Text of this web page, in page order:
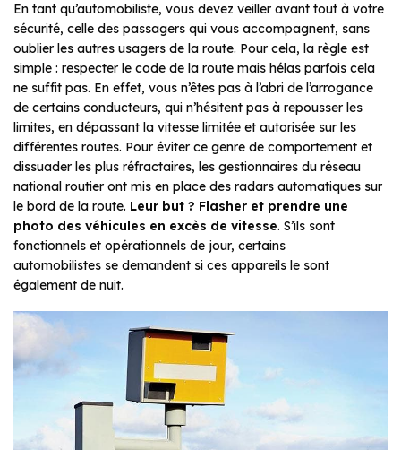
En tant qu’automobiliste, vous devez veiller avant tout à votre
sécurité, celle des passagers qui vous accompagnent, sans
oublier les autres usagers de la route. Pour cela, la règle est
simple : respecter le code de la route mais hélas parfois cela
ne suffit pas. En effet, vous n’êtes pas à l’abri de l’arrogance
de certains conducteurs, qui n’hésitent pas à repousser les
limites, en dépassant la vitesse limitée et autorisée sur les
différentes routes. Pour éviter ce genre de comportement et
dissuader les plus réfractaires, les gestionnaires du réseau
national routier ont mis en place des radars automatiques sur
le bord de la route. Leur but ? Flasher et prendre une
photo des véhicules en excès de vitesse. S’ils sont
fonctionnels et opérationnels de jour, certains
automobilistes se demandent si ces appareils le sont
également de nuit.